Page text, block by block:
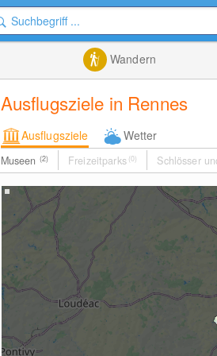
Wandern
Ausflugsziele in Rennes
Ausflugsziele Wetter
Museen (2) Freizeitparks (0) Schlösser